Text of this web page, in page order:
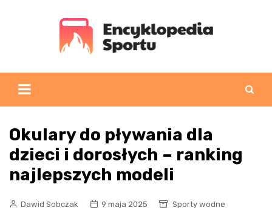
Okulary do pływania dla
dzieci i dorosłych – ranking
najlepszych modeli
Dawid Sobczak 9 maja 2025 Sporty wodne